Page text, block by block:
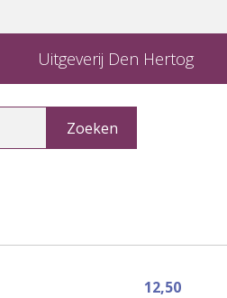
Uitgeverij Den Hertog
12,50